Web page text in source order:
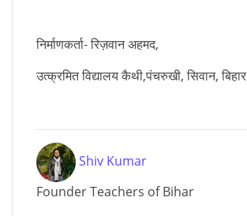
निर्माणकर्ता- रिज़वान अहमद,
उत्क्रमित विद्यालय कैथी,पंचरुखी, सिवान, बिहार
Shiv Kumar
Founder Teachers of Bihar